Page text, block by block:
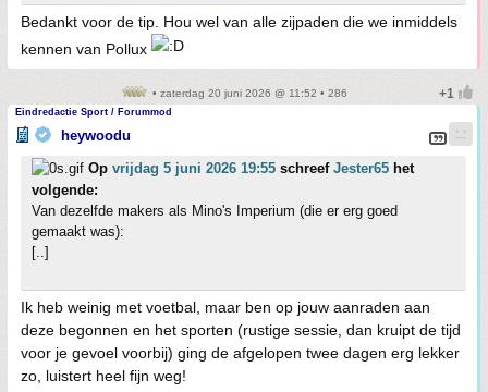
Bedankt voor de tip. Hou wel van alle zijpaden die we inmiddels
kennen van Pollux
• zaterdag 20 juni 2026 @ 11:52 • 286
Eindredactie Sport / Forummod
heywoodu
Op vrijdag 5 juni 2026 19:55 schreef Jester65 het
volgende:
Van dezelfde makers als Mino's Imperium (die er erg goed
gemaakt was):
[..]
Ik heb weinig met voetbal, maar ben op jouw aanraden aan
deze begonnen en het sporten (rustige sessie, dan kruipt de tijd
voor je gevoel voorbij) ging de afgelopen twee dagen erg lekker
zo, luistert heel fijn weg!